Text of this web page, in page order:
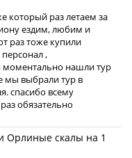
который раз летаем за
ездим, любим и
раз тоже купили
,
моментально нашли тур
мы выбрали тур в
спасибо всему
обязательно